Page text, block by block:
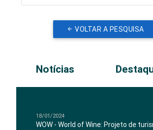
VOLTAR A PESQUISA
Notícias
18/01/2024
WOW - World of Wine: Projeto de